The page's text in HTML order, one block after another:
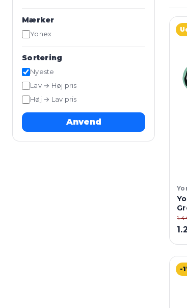
Mærker
Yonex
Sortering
Nyeste
Lav → Høj pris
Høj → Lav pris
Anvend
-